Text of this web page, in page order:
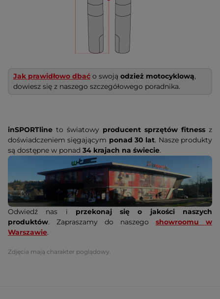
Jak prawidłowo dbać o swoją odzież motocyklową,
dowiesz się z naszego szczegółowego poradnika.
inSPORTline to światowy producent sprzętów fitness z
doświadczeniem sięgającym ponad 30 lat. Nasze produkty
są dostępne w ponad 34 krajach na świecie.
Odwiedź nas i przekonaj się o jakości naszych
produktów. Zapraszamy do naszego showroomu w
Warszawie.
Zdjęcia mają charakter poglądowy.